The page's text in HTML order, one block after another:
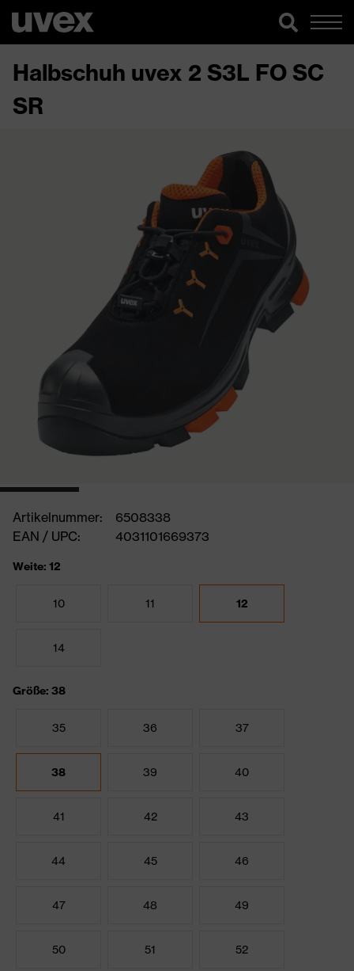
Halbschuh uvex 2 S3L FO SC
SR
Artikelnummer:
6508338
EAN / UPC:
4031101669373
Weite: 12
10 11 12
14
Größe: 38
35 36 37
38 39 40
41 42 43
44 45 46
47 48 49
50 51 52